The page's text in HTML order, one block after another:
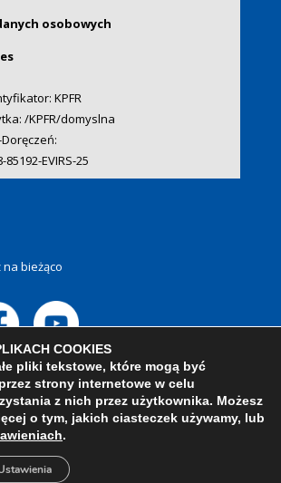
osobowych
KPFR
/KPFR/domyslna
85192-EVIRS-25
na bieżąco
COOKIES
pliki tekstowe, które mogą być
strony internetowe w celu
z nich przez użytkownika. Możesz
o tym, jakich ciasteczek używamy, lub
.